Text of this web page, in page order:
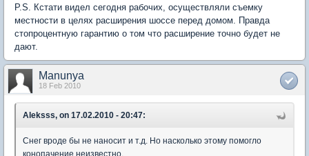
P.S. Кстати видел сегодня рабочих, осуществляли съемку
местности в целях расширения шоссе перед домом. Правда
стопроцентную гарантию о том что расширение точно будет не
дают.
Manunya
18 Feb 2010
Aleksss, on 17.02.2010 - 20:47:
Снег вроде бы не наносит и т.д. Но насколько этому помогло
конопачение неизвестно.